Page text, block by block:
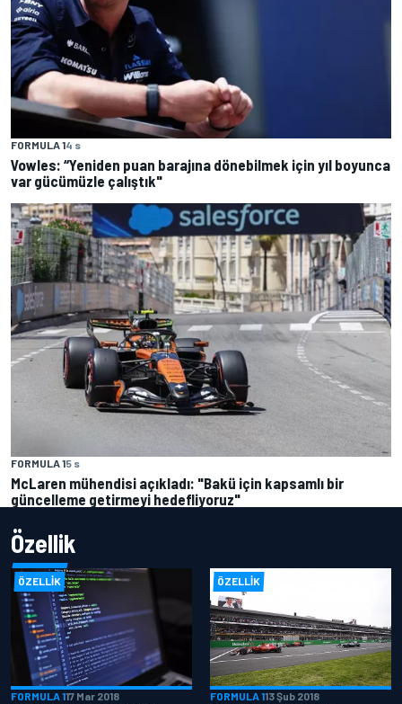
FORMULA 14 s
Vowles: “Yeniden puan barajına dönebilmek için yıl boyunca
var gücümüzle çalıştık"
FORMULA 15 s
McLaren mühendisi açıkladı: "Bakü için kapsamlı bir
güncelleme getirmeyi hedefliyoruz"
Özellik
ÖZELLIK
FORMULA 117 Mar 2018
ÖZELLIK
FORMULA 113 Şub 2018